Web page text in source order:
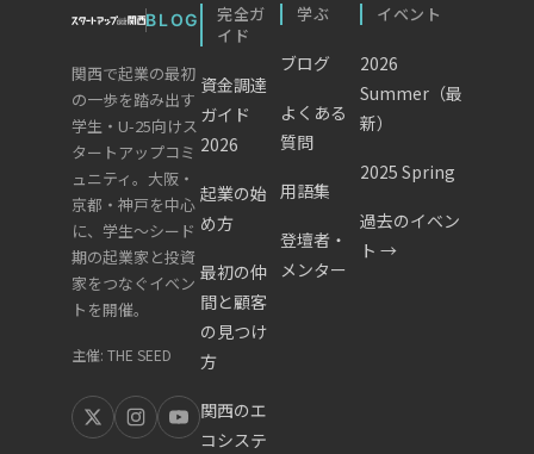
BLOG
関西で起業の最初
の一歩を踏み出す
学生・U-25向けス
タートアップコミ
ュニティ。大阪・
京都・神戸を中心
に、学生〜シード
期の起業家と投資
家をつなぐイベン
トを開催。
主催: THE SEED
完全ガ
イド
資金調達
ガイド
2026
起業の始
め方
最初の仲
間と顧客
の見つけ
方
関西のエ
コシステ
学ぶ
ブログ
よくある
質問
用語集
登壇者・
メンター
イベント
2026
Summer（最
新）
2025 Spring
過去のイベン
ト →